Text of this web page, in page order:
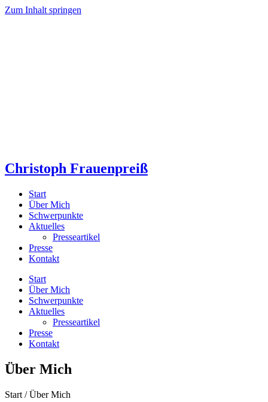
Zum Inhalt springen
Christoph Frauenpreiß
Start
Über Mich
Schwerpunkte
Aktuelles
Presseartikel
Presse
Kontakt
Start
Über Mich
Schwerpunkte
Aktuelles
Presseartikel
Presse
Kontakt
Über Mich
Start / Über Mich